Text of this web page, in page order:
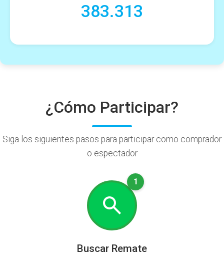
383.313
¿Cómo Participar?
Siga los siguientes pasos para participar como comprador
o espectador
1
Buscar Remate